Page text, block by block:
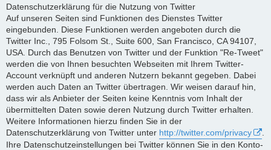
Datenschutzerklärung für die Nutzung von Twitter
Auf unseren Seiten sind Funktionen des Dienstes Twitter
eingebunden. Diese Funktionen werden angeboten durch die
Twitter Inc., 795 Folsom St., Suite 600, San Francisco, CA 94107,
USA. Durch das Benutzen von Twitter und der Funktion "Re-Tweet"
werden die von Ihnen besuchten Webseiten mit Ihrem Twitter-
Account verknüpft und anderen Nutzern bekannt gegeben. Dabei
werden auch Daten an Twitter übertragen. Wir weisen darauf hin,
dass wir als Anbieter der Seiten keine Kenntnis vom Inhalt der
übermittelten Daten sowie deren Nutzung durch Twitter erhalten.
Weitere Informationen hierzu finden Sie in der
Datenschutzerklärung von Twitter unter http://twitter.com/privacy
Ihre Datenschutzeinstellungen bei Twitter können Sie in den Konto-